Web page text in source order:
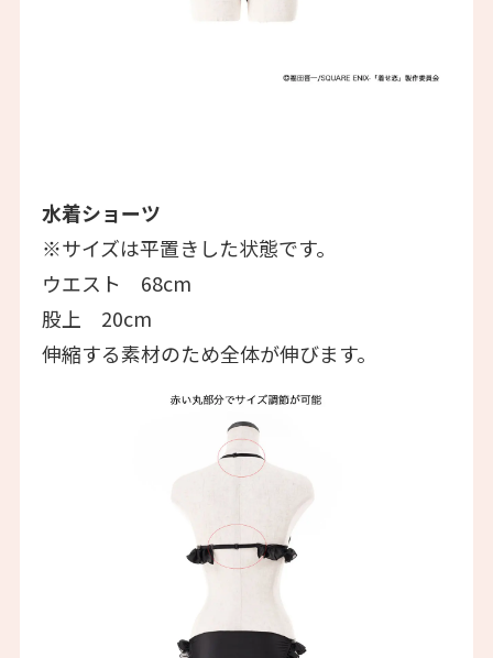
水着ショーツ
※サイズは平置きした状態です。
ウエスト 68cm
股上 20cm
伸縮する素材のため全体が伸びます。